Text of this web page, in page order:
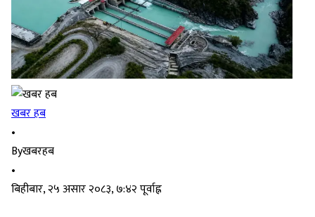
खबर हब
•
Byखबरहब
•
बिहीबार, २५ असार २०८३, ७:४२ पूर्वाह्न